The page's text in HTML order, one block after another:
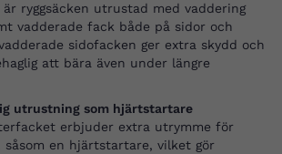
ryggsäcken utrustad med vaddering
vadderade fack både på sidor och
sidofacken ger extra skydd och
att bära även under längre
utrustning som hjärtstartare
erbjuder extra utrymme för
en hjärtstartare, vilket gör